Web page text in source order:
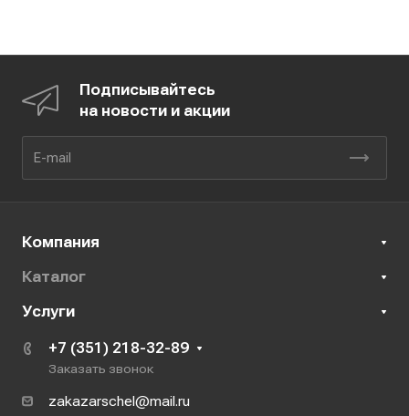
Подписывайтесь
на новости и акции
Компания
Каталог
Услуги
+7 (351) 218-32-89
Заказать звонок
zakazarschel@mail.ru